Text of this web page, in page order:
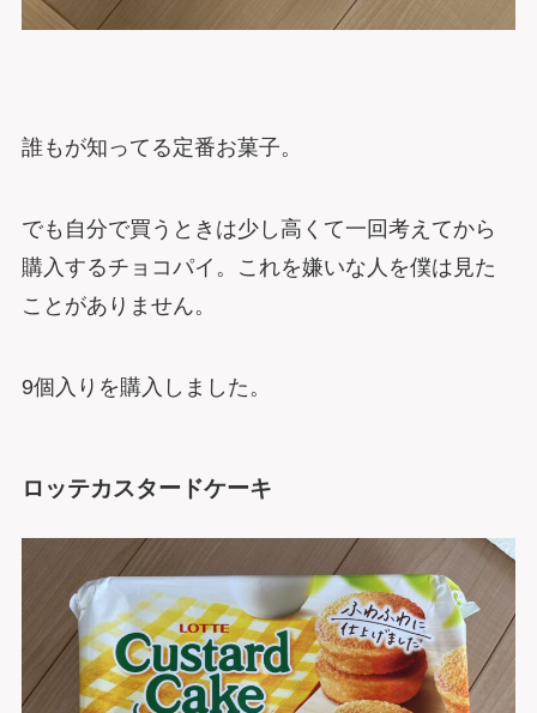
誰もが知ってる定番お菓子。
でも自分で買うときは少し高くて一回考えてから
購入するチョコパイ。これを嫌いな人を僕は見た
ことがありません。
9個入りを購入しました。
ロッテカスタードケーキ